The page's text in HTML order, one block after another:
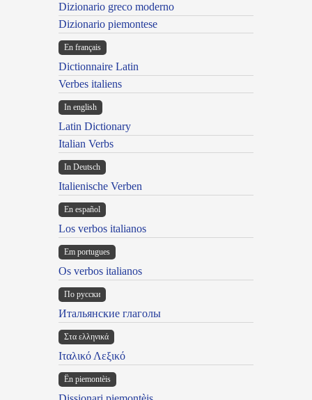
Dizionario greco moderno
Dizionario piemontese
En français
Dictionnaire Latin
Verbes italiens
In english
Latin Dictionary
Italian Verbs
In Deutsch
Italienische Verben
En español
Los verbos italianos
Em portugues
Os verbos italianos
По русски
Итальянские глаголы
Στα ελληνικά
Ιταλικό Λεξικό
Ën piemontèis